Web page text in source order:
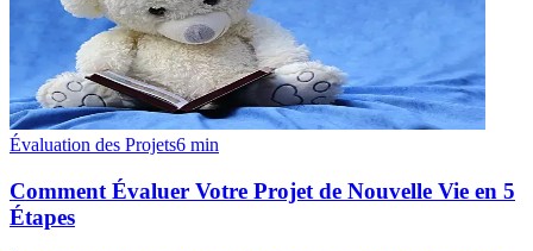
Évaluation des Projets6 min
Comment Évaluer Votre Projet de Nouvelle Vie en 5
Étapes